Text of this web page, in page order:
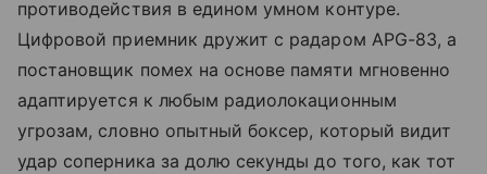
противодействия в едином умном контуре.
Цифровой приемник дружит с радаром APG-83, а
постановщик помех на основе памяти мгновенно
адаптируется к любым радиолокационным
угрозам, словно опытный боксер, который видит
удар соперника за долю секунды до того, как тот